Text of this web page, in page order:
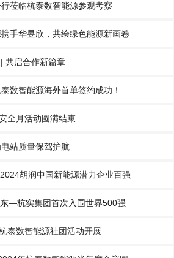
莅临杭泰数智能源参观考察
手华昱欣，共绘绿色能源新画卷
共启合作新篇章
数智能源海外首单签约成功！
全月活动圆满结束
站质量保驾护航
胡润中国新能源潜力企业百强
—杭实集团首次入围世界500强
泰数智能源社团活动开展